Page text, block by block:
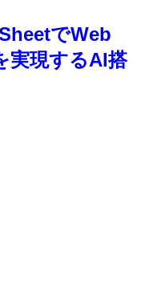
でWeb
実現するAI搭